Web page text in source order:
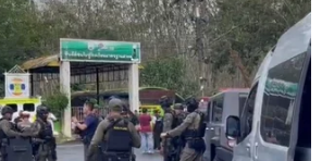
thi thể 1 nạn nhân
Tưởng, Chủ tịch Ủy ban Nhân
Mộ Đức, tỉnh Quảng Ngãi,
địa phương và ghe, thuyền đã